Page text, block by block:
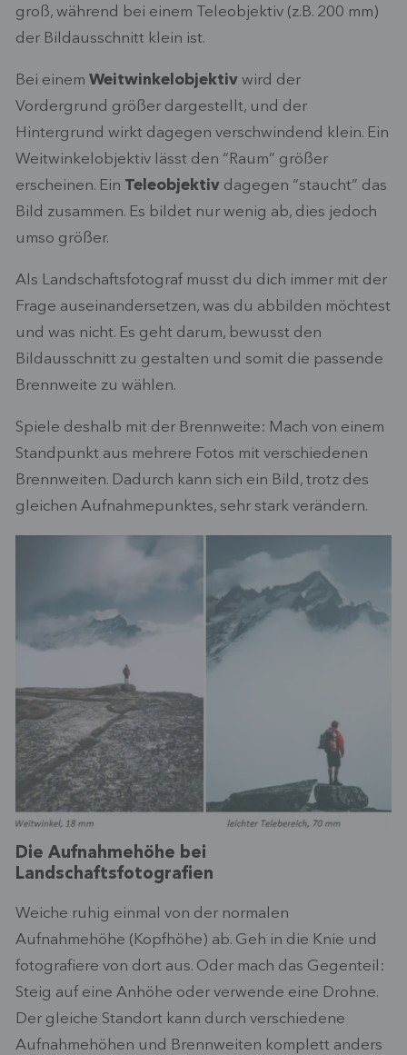
groß, während bei einem Teleobjektiv (z.B. 200 mm)
der Bildausschnitt klein ist.
Bei einem Weitwinkelobjektiv wird der
Vordergrund größer dargestellt, und der
Hintergrund wirkt dagegen verschwindend klein. Ein
Weitwinkelobjektiv lässt den “Raum” größer
erscheinen. Ein Teleobjektiv dagegen “staucht” das
Bild zusammen. Es bildet nur wenig ab, dies jedoch
umso größer.
Als Landschaftsfotograf musst du dich immer mit der
Frage auseinandersetzen, was du abbilden möchtest
und was nicht. Es geht darum, bewusst den
Bildausschnitt zu gestalten und somit die passende
Brennweite zu wählen.
Spiele deshalb mit der Brennweite: Mach von einem
Standpunkt aus mehrere Fotos mit verschiedenen
Brennweiten. Dadurch kann sich ein Bild, trotz des
gleichen Aufnahmepunktes, sehr stark verändern.
Die Aufnahmehöhe bei
Landschaftsfotografien
Weiche ruhig einmal von der normalen
Aufnahmehöhe (Kopfhöhe) ab. Geh in die Knie und
fotografiere von dort aus. Oder mach das Gegenteil:
Steig auf eine Anhöhe oder verwende eine Drohne.
Der gleiche Standort kann durch verschiedene
Aufnahmehöhen und Brennweiten komplett anders